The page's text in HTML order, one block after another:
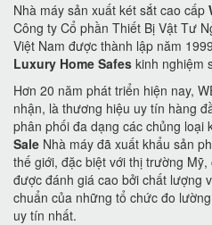
Nhà máy sản xuất két sắt cao cấp
Công ty Cổ phần Thiết Bị Vật Tư
Việt Nam được thành lập năm
Luxury Home Safes kinh nghiệm
Hơn 20 năm phát triển hiện nay,
nhận, là thương hiệu uy tín hàng
phân phối đa dạng các chủng loại
Sale Nhà máy đã xuất khẩu sản
thế giới, đặc biệt với thị trường
được đánh giá cao bởi chất lượng
chuẩn của những tổ chức đo
uy tín nhất.